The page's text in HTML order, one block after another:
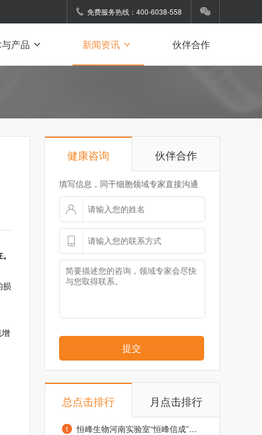
免费服务热线：400-6038-558
产品 新闻资讯 伙伴合作
损
增
健康咨询 伙伴合作
填写信息，同干细胞领域专家直接沟通
提交
总点击排行 月点击排行
1 恒峰生物河南实验室“恒峰信成”项目启动仪式在凤泉区举行